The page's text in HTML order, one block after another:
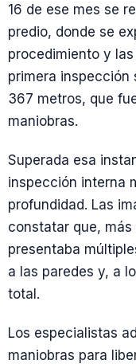
16 de ese mes se
predio, donde se
procedimiento y
primera
367 metros, que
maniobras.
Superada esa
inspección interna
profundidad. Las
constatar que,
presentaba
a las paredes y, a
total.
Los especialistas
maniobras para